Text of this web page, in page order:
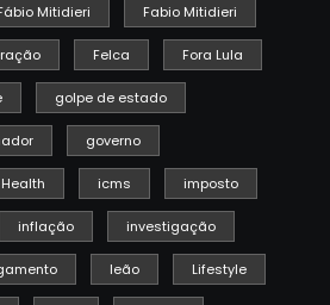
Mitidieri Fabio Mitidieri
Felca Fora Lula
golpe de estado
governo
Health icms imposto
inflação investigação
leão Lifestyle